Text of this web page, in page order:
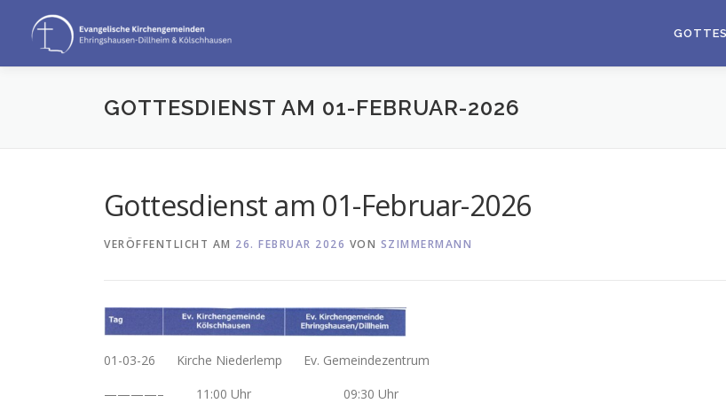
springen
GOTTESDIENST AM 01-FEBRUAR-2026
Gottesdienst am 01-Februar-2026
VERÖFFENTLICHT AM 26. FEBRUAR 2026 VON SZIMMERMANN
01-03-26 Kirche Niederlemp Ev. Gemeindezentrum
————– 11:00 Uhr 09:30 Uhr